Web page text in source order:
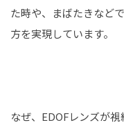
た時や、まばたきなど
方を実現しています。
なぜ、EDOFレンズが